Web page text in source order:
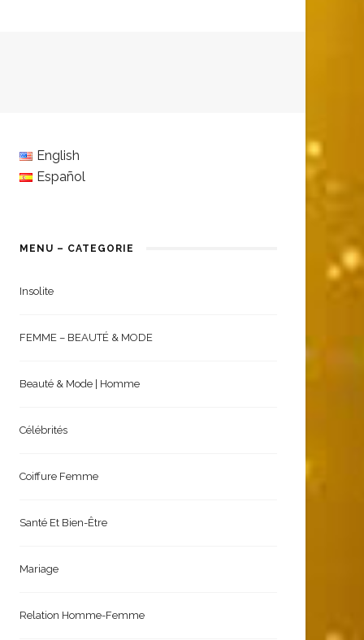
English
Español
MENU – CATEGORIE
Insolite
FEMME – BEAUTÉ & MODE
Beauté & Mode | Homme
Célébrités
Coiffure Femme
Santé Et Bien-Être
Mariage
Relation Homme-Femme